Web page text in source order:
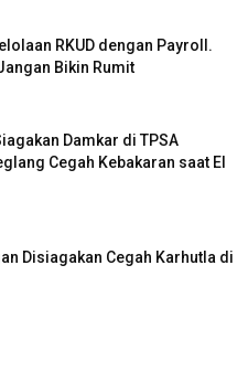
RKUD dengan Payroll.
Bikin Rumit
Damkar di TPSA
Cegah Kebakaran saat El
Disiagakan Cegah Karhutla di